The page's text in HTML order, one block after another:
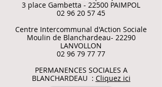
3 place Gambetta - 22500 PAIMPOL
02 96 20 57 45
Centre Intercommunal d'Action Sociale
Moulin de Blanchardeau- 22290
LANVOLLON
02 96 79 77 77
PERMANENCES SOCIALES A
BLANCHARDEAU : Cliquez ici